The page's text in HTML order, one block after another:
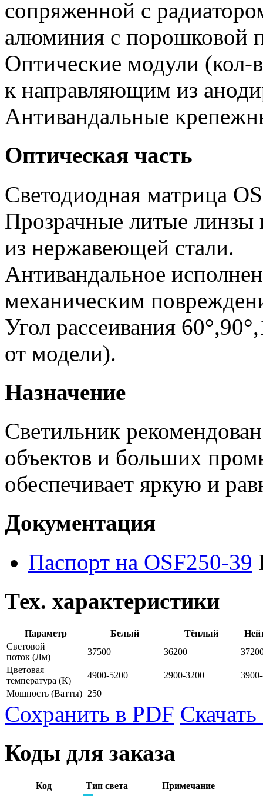
сопряженной с
алюминия с порошковой
Оптические модули (кол-
к направляющим из
Антивандальные
Оптическая часть
Светодиодная матрица
Прозрачные литые линзы
из нержавеющей стали.
Антивандальное
механическим
Угол рассеивания
от модели).
Назначение
Светильник
объектов и больших
обеспечивает яркую и
Документация
Паспорт на OSF250-39
Тех. характеристики
Параметр Белый Тёплый
Световой
поток (Лм)
37500 36200
Цветовая
температура (К)
4900-5200 2900-3200
Мощность (Ватты) 250
Сохранить в PDF
Коды для заказа
Код Тип света
Примечание